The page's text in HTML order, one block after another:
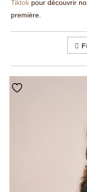
Tiktok pour découvrir
première.